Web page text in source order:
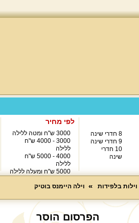
8 חדרי שינה
9 חדרי שינה
10 חדרי
שינה
לפי מחיר
3000 ש"ח ומטה ללילה
3000 - 4000 ש"ח
ללילה
4000 - 5000 ש"ח
ללילה
5000 ש"ח ומעלה ללילה
וילות בלפידות וילה היימנס בוטיק
הפרסום הוסר